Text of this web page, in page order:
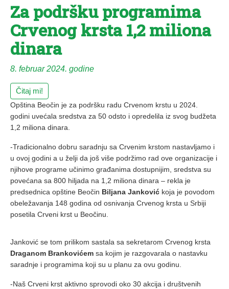
Za podršku programima
Crvenog krsta 1,2 miliona
dinara
8. februar 2024. godine
Čitaj mi!
Opština Beočin je za podršku radu Crvenom krstu u 2024.
godini uvećala sredstva za 50 odsto i opredelila iz svog budžeta
1,2 miliona dinara.
-Tradicionalno dobru saradnju sa Crvenim krstom nastavljamo i
u ovoj godini a u želji da još više podržimo rad ove organizacije i
njihove programe učinimo građanima dostupnijim, sredstva su
povećana sa 800 hiljada na 1,2 miliona dinara – rekla je
predsednica opštine Beočin Biljana Janković koja je povodom
obeležavanja 148 godina od osnivanja Crvenog krsta u Srbiji
posetila Crveni krst u Beočinu.
Janković se tom prilikom sastala sa sekretarom Crvenog krsta
Draganom Brankovićem sa kojim je razgovarala o nastavku
saradnje i programima koji su u planu za ovu godinu.
-Naš Crveni krst aktivno sprovodi oko 30 akcija i društvenih